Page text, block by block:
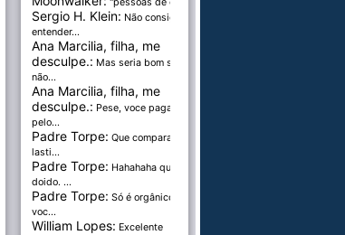
Sergio H. Klein: Não consigo
entender...
Ana Marcilia, filha, me
desculpe.: Mas seria bom se
não...
Ana Marcilia, filha, me
desculpe.: Pese, voce paga
pelo...
Padre Torpe: Que comparação
lasti...
Padre Torpe: Hahahaha que
doido. ...
Padre Torpe: Só é orgânico se
voc...
William Lopes: Excelente